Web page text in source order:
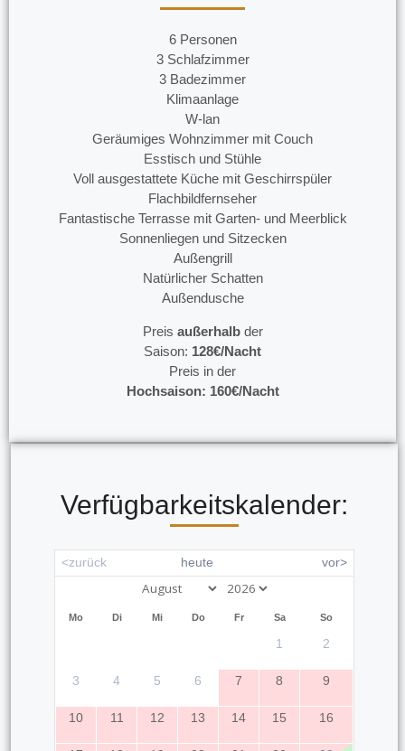
6 Personen
3 Schlafzimmer
3 Badezimmer
Klimaanlage
W-lan
Geräumiges Wohnzimmer mit Couch
Esstisch und Stühle
Voll ausgestattete Küche mit Geschirrspüler
Flachbildfernseher
Fantastische Terrasse mit Garten- und Meerblick
Sonnenliegen und Sitzecken
Außengrill
Natürlicher Schatten
Außendusche
Preis außerhalbder
Saison: 128€/Nacht
Preis in der
Hochsaison: 160€/Nacht
Verfügbarkeitskalender:
<zurück heute vor>
Mo Di Mi Do Fr Sa So
1 2
3 4 5 6 7 8 9
10 11 12 13 14 15 16